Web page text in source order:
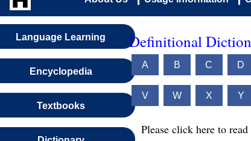
Language Learning
Encyclopedia
Textbooks
Definitional
A B C D
V W X Y
Please click here to